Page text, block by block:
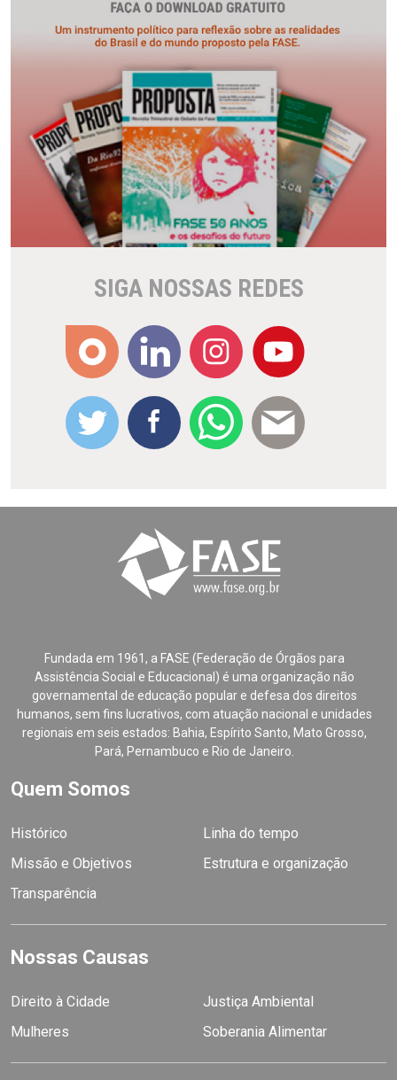
SIGA NOSSAS REDES
Fundada em 1961, a FASE (Federação de Órgãos para
Assistência Social e Educacional) é uma organização não
governamental de educação popular e defesa dos direitos
humanos, sem fins lucrativos, com atuação nacional e unidades
regionais em seis estados: Bahia, Espírito Santo, Mato Grosso,
Pará, Pernambuco e Rio de Janeiro.
Quem Somos
Histórico
Linha do tempo
Missão e Objetivos
Estrutura e organização
Transparência
Nossas Causas
Direito à Cidade
Justiça Ambiental
Mulheres
Soberania Alimentar